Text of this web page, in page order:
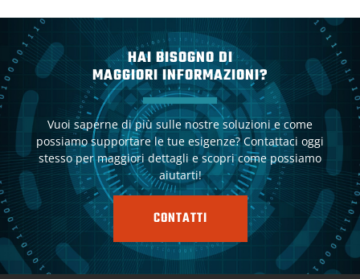
HAI BISOGNO DI
MAGGIORI INFORMAZIONI?
Vuoi saperne di più sulle nostre soluzioni e come
possiamo supportare le tue esigenze? Contattaci oggi
stesso per maggiori dettagli e scopri come possiamo
aiutarti!
CONTATTI